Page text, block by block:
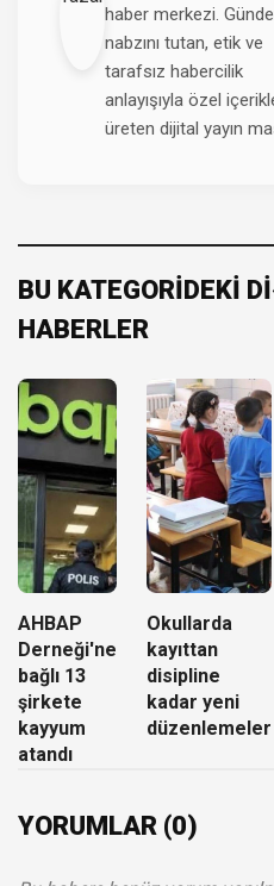
haber merkezi.
nabzını tutan, etik ve
tarafsız habercilik
anlayışıyla özel
üreten dijital yayın
BU KATEGORİDEKİ
HABERLER
AHBAP
Derneği'ne
bağlı 13
şirkete
kayyum
atandı
Okullarda
kayıttan
disipline
kadar yeni
düzenlemeler
YORUMLAR (0)